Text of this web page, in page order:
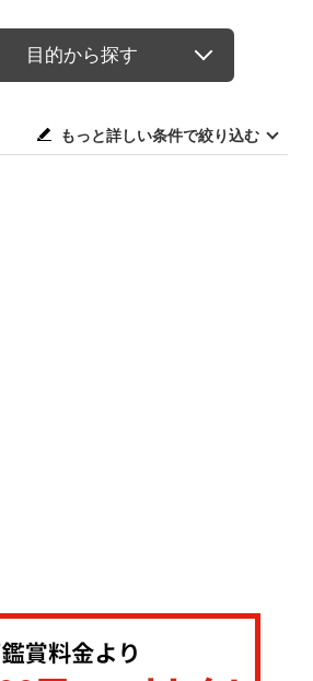
目的から探す
もっと詳しい条件で絞り込む